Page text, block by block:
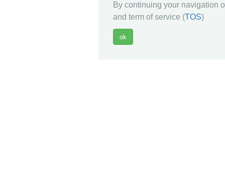
By continuing your navigation
and term of service (TOS)